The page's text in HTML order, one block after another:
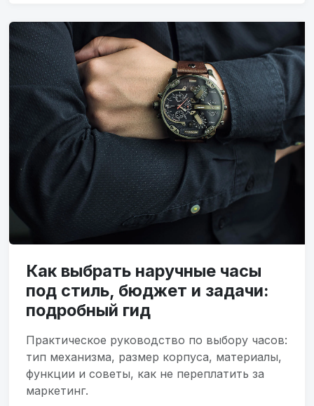
Как выбрать наручные часы
под стиль, бюджет и задачи:
подробный гид
Практическое руководство по выбору часов:
тип механизма, размер корпуса, материалы,
функции и советы, как не переплатить за
маркетинг.